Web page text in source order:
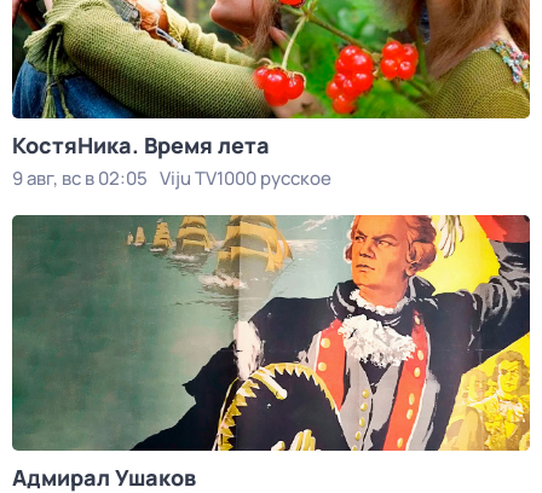
КостяНика. Время лета
9 авг, вс в 02:05 Viju TV1000 русское
Адмирал Ушаков